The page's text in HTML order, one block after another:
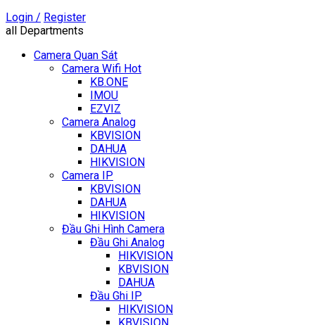
Login / Register
all Departments
Camera Quan Sát
Camera Wifi Hot
KB.ONE
IMOU
EZVIZ
Camera Analog
KBVISION
DAHUA
HIKVISION
Camera IP
KBVISION
DAHUA
HIKVISION
Đầu Ghi Hình Camera
Đầu Ghi Analog
HIKVISION
KBVISION
DAHUA
Đầu Ghi IP
HIKVISION
KBVISION